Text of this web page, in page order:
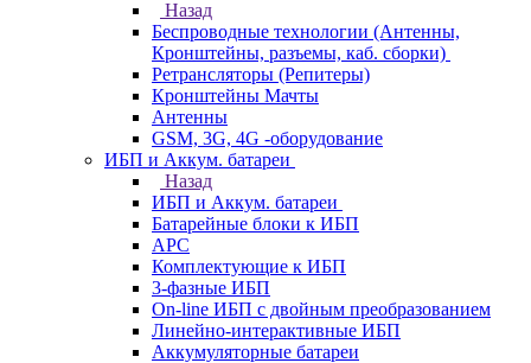
Назад
Беспроводные технологии (Антенны,
Кронштейны, разъемы, каб. сборки)
Ретрансляторы (Репитеры)
Кронштейны Мачты
Антенны
GSM, 3G, 4G -оборудование
ИБП и Аккум. батареи
Назад
ИБП и Аккум. батареи
Батарейные блоки к ИБП
APC
Комплектующие к ИБП
3-фазные ИБП
On-line ИБП с двойным преобразованием
Линейно-интерактивные ИБП
Аккумуляторные батареи